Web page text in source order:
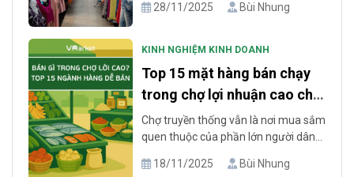
chi phí thấp, mặt bằng dễ kiếm và
bắt đầu đã lựa chọn mô hình này. Tuy
này, [...]
28/11/2025 Bùi Nhung
KINH NGHIỆM KINH DOANH
Top 15 mặt hàng bán chạy
trong chợ lợi nhuận cao cho
tiểu thương
Chợ truyền thống vẫn là nơi mua sắm
quen thuộc của phần lớn người dân
công nghiệp và khu vực đông lao
18/11/2025 Bùi Nhung